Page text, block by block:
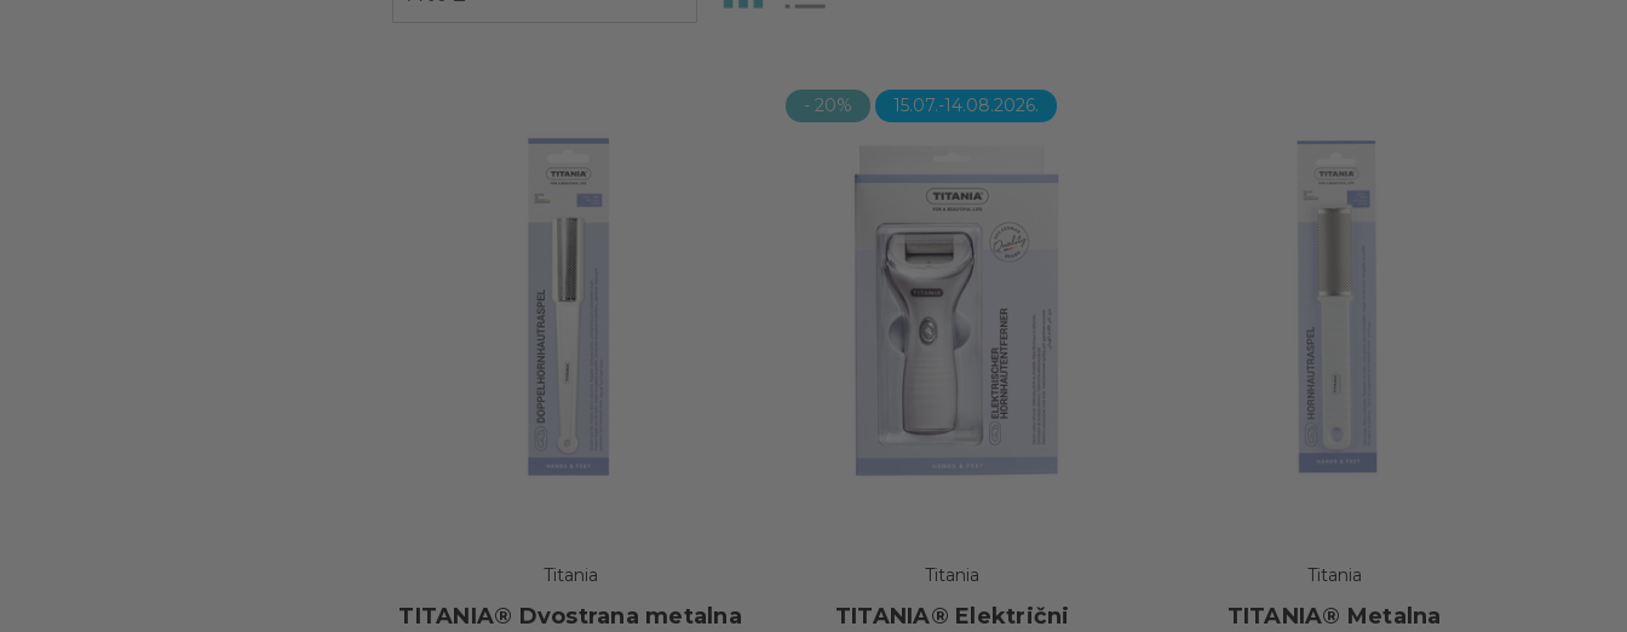
Titania
TITANIA® Dvostrana metalna
- 20% 15.07.-14.08.2026.
Titania
TITANIA® Električni
Titania
TITANIA® Metalna